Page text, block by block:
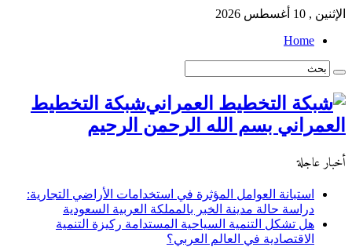
الإثنين , 10 أغسطس 2026
Home
شبكة التخطيط
العمراني بسم الله الرحمن الرحيم
أخبار عاجلة
استبانة العوامل المؤثرة في استخدامات الأراضي التجارية:
دراسة حالة مدينة الخبر بالمملكة العربية السعودية
هل تشكل التنمية السياحية المستدامة ركيزة التنمية
الاقتصادية في العالم العربي؟